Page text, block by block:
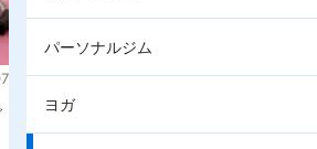
パーソナルジム
ヨガ